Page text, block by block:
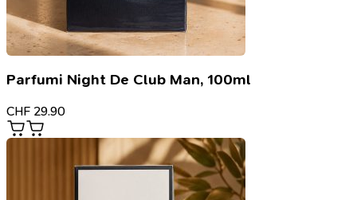
Parfumi Night De Club Man, 100ml
CHF 29.90